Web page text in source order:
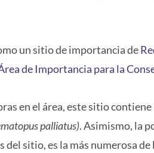
un sitio de importancia de
de Importancia para la
en el área, este sitio
palliatus). Asimismo, la
sitio, es la más numerosa de